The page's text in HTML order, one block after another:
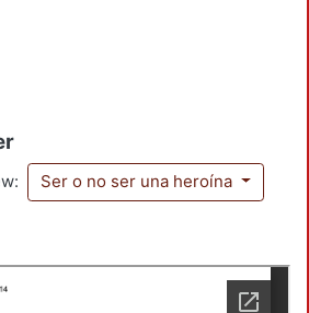
Ser o no ser una heroína